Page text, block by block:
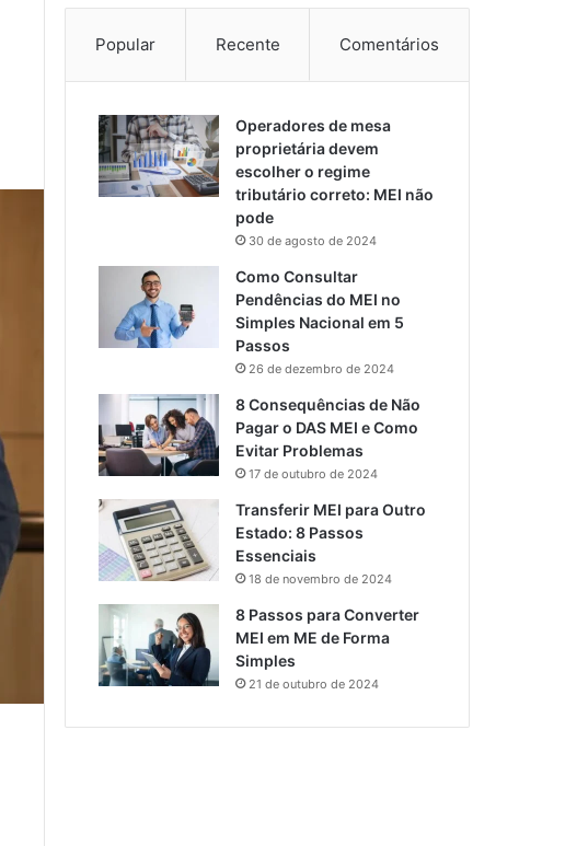
Popular Recente Comentários
Operadores de mesa
proprietária devem
escolher o regime
tributário correto: MEI não
pode
30 de agosto de 2024
Como Consultar
Pendências do MEI no
Simples Nacional em 5
Passos
26 de dezembro de 2024
8 Consequências de Não
Pagar o DAS MEI e Como
Evitar Problemas
17 de outubro de 2024
Transferir MEI para Outro
Estado: 8 Passos
Essenciais
18 de novembro de 2024
8 Passos para Converter
MEI em ME de Forma
Simples
21 de outubro de 2024